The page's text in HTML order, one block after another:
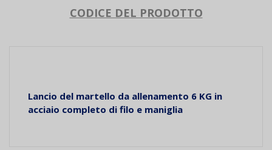
CODICE DEL PRODOTTO
Lancio del martello da allenamento 6 KG in
acciaio completo di filo e maniglia